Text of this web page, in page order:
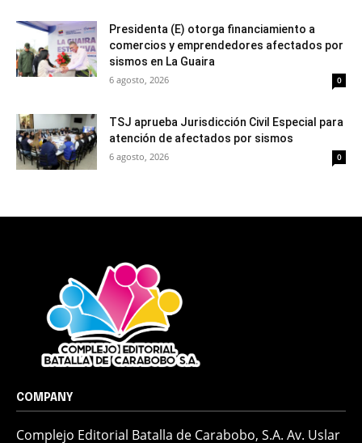
Presidenta (E) otorga financiamiento a
comercios y emprendedores afectados por
sismos en La Guaira
6 agosto, 2026 0
TSJ aprueba Jurisdicción Civil Especial para
atención de afectados por sismos
6 agosto, 2026 0
COMPANY
Complejo Editorial Batalla de Carabobo, S.A. Av. Uslar